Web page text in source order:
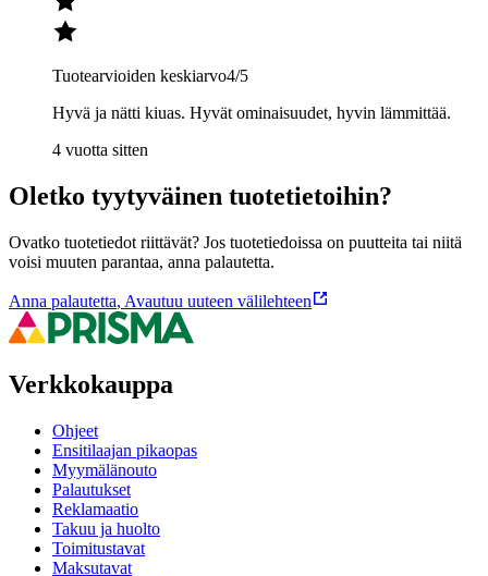
Tuotearvioiden keskiarvo4/5
Hyvä ja nätti kiuas. Hyvät ominaisuudet, hyvin lämmittää.
4 vuotta sitten
Oletko tyytyväinen tuotetietoihin?
Ovatko tuotetiedot riittävät? Jos tuotetiedoissa on puutteita tai niitä
voisi muuten parantaa, anna palautetta.
Anna palautetta, Avautuu uuteen välilehteen
Verkkokauppa
Ohjeet
Ensitilaajan pikaopas
Myymälänouto
Palautukset
Reklamaatio
Takuu ja huolto
Toimitustavat
Maksutavat